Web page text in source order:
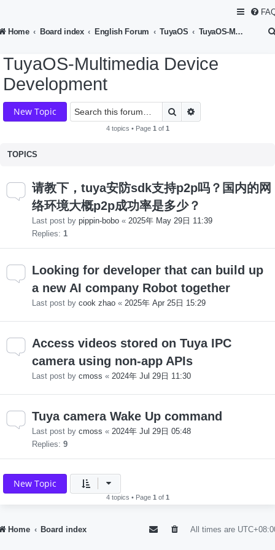
Home Board index English Forum TuyaOS TuyaOS-Multimedia Device Development
TuyaOS-Multimedia Device
Development
New Topic Search
4 topics • Page 1 of 1
TOPICS
请教下，tuya安防sdk支持p2p吗？国内的网
络环境大概p2p成功率是多少？
Last post by pippin-bobo « 2025年 May 29日 11:39
Replies: 1
Looking for developer that can build up
a new AI company Robot together
Last post by cook zhao « 2025年 Apr 25日 15:29
Access videos stored on Tuya IPC
camera using non-app APIs
Last post by cmoss « 2024年 Jul 29日 11:30
Tuya camera Wake Up command
Last post by cmoss « 2024年 Jul 29日 05:48
Replies: 9
New Topic
4 topics • Page 1 of 1
Home Board index All times are